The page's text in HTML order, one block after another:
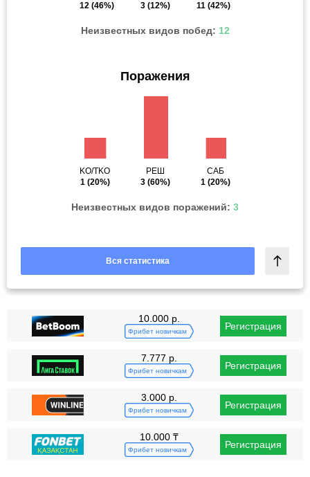
12 (46%)
3 (12%)
11 (42%)
Неизвестных видов побед: 12
Поражения
KO/TKO
1(20%)
РЕШ
3 (60%)
САБ
1 (20%)
Неизвестных видов поражений: 3
Вся статистика
10.000 р.
Фрибет новичкам Регистрация
7.777 р.
Фрибет новичкам Регистрация
3.000 р.
Фрибет новичкам Регистрация
10.000 ₸
Фрибет новичкам Регистрация